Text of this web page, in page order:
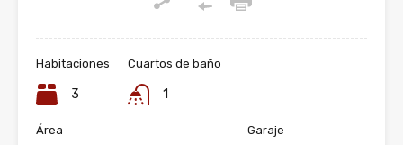
Habitaciones
3
Cuartos de baño
1
Área Garaje